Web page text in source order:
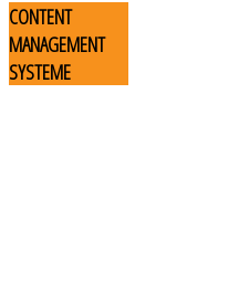
CONTENT
MANAGEMENT
SYSTEME